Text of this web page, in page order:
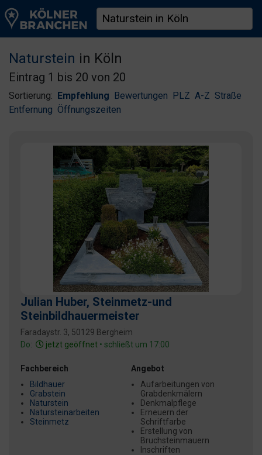
Naturstein in Köln
Eintrag 1 bis 20 von 20
Sortierung: Empfehlung Bewertungen PLZ A-Z Straße
Entfernung Öffnungszeiten
Julian Huber, Steinmetz-und
Steinbildhauermeister
Faradaystr. 3, 50129 Bergheim
Do:
jetzt geöffnet • schließt um 17:00
Fachbereich
Bildhauer
Grabstein
Naturstein
Natursteinarbeiten
Steinmetz
Angebot
Aufarbeitungen von
Grabdenkmälern
Denkmalpflege
Erneuern der
Schriftfarbe
Erstellung von
Bruchsteinmauern
Inschriften